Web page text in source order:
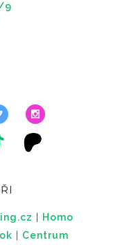
9
Homo
Centrum